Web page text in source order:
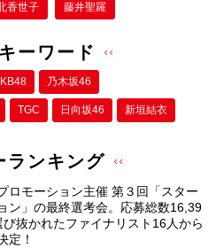
香世子 藤井聖羅
ーワード
乃木坂46
TGC 日向坂46 新垣結衣
ランキング
ロモーション主催 第３回「スター
ン」の最終選考会。応募総数16,39
抜かれたファイナリスト16人から
定！